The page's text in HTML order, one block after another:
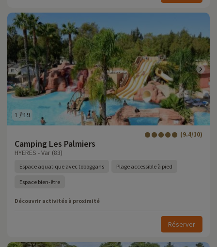
1 /19
Camping Les Palmiers
(9.4/10)
HYERES - Var (83)
Espace aquatique avec toboggans Plage accessible à pied
Espace bien-être
Découvrir activités à proximité
Réserver